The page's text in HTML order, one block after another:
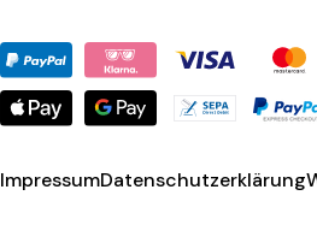
Zahlungsmethoden
ImpressumDatenschutzerklärung